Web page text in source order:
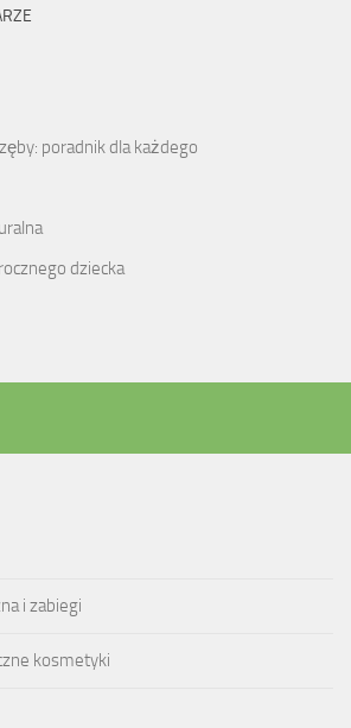
poradnik dla każdego
dziecka
i zabiegi
kosmetyki